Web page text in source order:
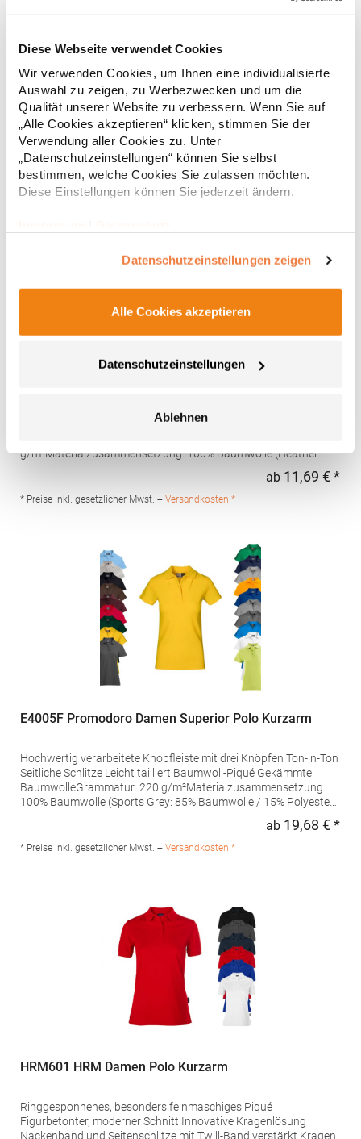
Diese Webseite verwendet Cookies
Wir verwenden Cookies, um Ihnen eine individualisierte
Auswahl zu zeigen, zu Werbezwecken und um die
Qualität unserer Website zu verbessern. Wenn Sie auf
„Alle Cookies akzeptieren“ klicken, stimmen Sie der
Verwendung aller Cookies zu. Unter
„Datenschutzeinstellungen“ können Sie selbst
bestimmen, welche Cookies Sie zulassen möchten.
Diese Einstellungen können Sie jederzeit ändern.
Datenschutzeinstellungen zeigen
Alle Cookies akzeptieren
Datenschutzeinstellungen
Ablehnen
Baumwolle Kragen und Ärmelbündchen aus 1x1-Rippe
Knopfleiste mit zwei Knöpfen Verstärkte Nahtabdeckung am
Kragen Seitenschlitze am Saum Herausreißbares
LabelPfegehinweis: 40 °C waschbarBügeln erlaubtGrammatur:
210 g/m²Materialzusammensetzung: 100% Baumwolle (Heather
Grey: 85% Baumwolle / 15% Viskose)Angaben zur
Produktsicherheit: Herst.-Nr.: PO6618Hersteller: GORFACTORY
S.A Ctra. Santomera / Abanilla Km 8.8 30620 Fortuna (Murcia)
Spanien E-Mail: info@gorfactory.es
ab12,55 € *
* Preise inkl. gesetzlicher Mwst. + Versandkosten *
AQ020 Asquith & Fox Damen klassisches Polo
100% ringgesponnene, gekämmte Baumwolle Taillierte Form Mit
längerem Saum hinten und seitlichen SchlitzenPfegehinweis: 30
g/m²Materialzusammensetzung: 100% Baumwolle (Heather
Naas Road Bus. Park Naas Road Dublin D12 ER80 ROI Irland E-
ab 11,69 € *
* Preise inkl. gesetzlicher Mwst. + Versandkosten *
E4005F Promodoro Damen Superior Polo Kurzarm
Hochwertig verarbeitete Knopfleiste mit drei Knöpfen Ton-in-Ton
Seitliche Schlitze Leicht tailliert Baumwoll-Piqué Gekämmte
BaumwolleGrammatur: 220 g/m²Materialzusammensetzung:
100% Baumwolle (Sports Grey: 85% Baumwolle / 15% Polyester),
Produktsicherheit: Herst.-Nr.: 4005FHersteller: Promodoro
Fashion GmbH Am Gatherhof 57 40472 Düsseldorf Deutschland
ab 19,68 € *
* Preise inkl. gesetzlicher Mwst. + Versandkosten *
HRM601 HRM Damen Polo Kurzarm
Ringgesponnenes, besonders feinmaschiges Piqué
Figurbetonter, moderner Schnitt Innovative Kragenlösung
Nackenband und Seitenschlitze mit Twill-Band verstärkt Kragen